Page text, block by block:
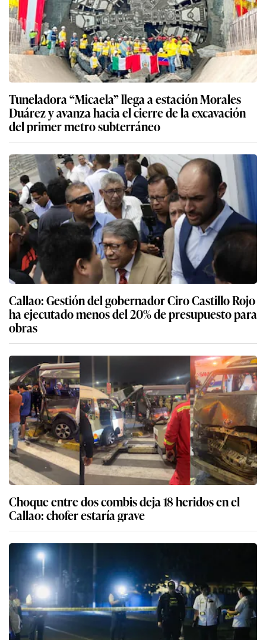
Tuneladora “Micaela” llega a estación Morales
Duárez y avanza hacia el cierre de la excavación
del primer metro subterráneo
Callao: Gestión del gobernador Ciro Castillo Rojo
ha ejecutado menos del 20% de presupuesto para
obras
Choque entre dos combis deja 18 heridos en el
Callao: chofer estaría grave